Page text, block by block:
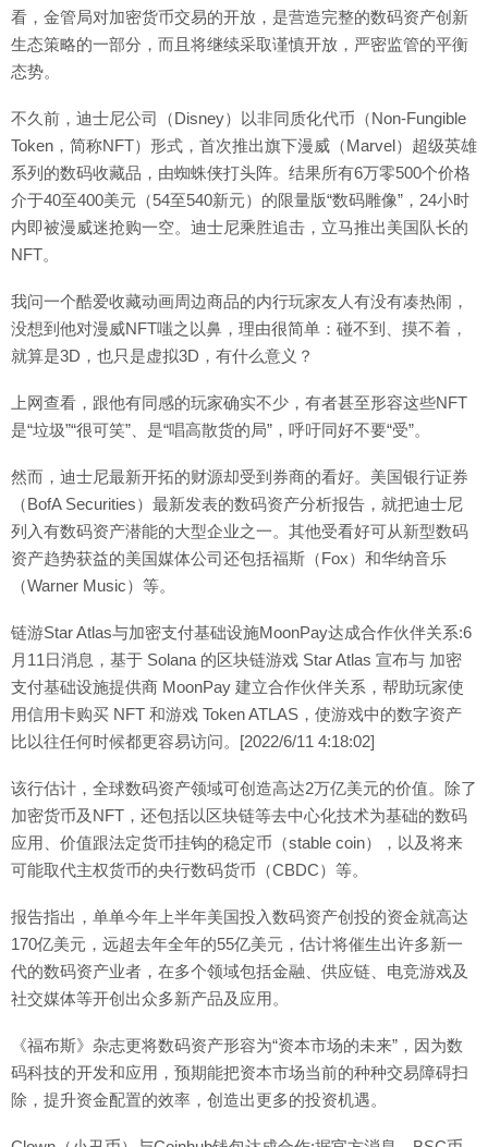
看，金管局对加密货币交易的开放，是营造完整的数码资产创新
生态策略的一部分，而且将继续采取谨慎开放，严密监管的平衡
态势。
不久前，迪士尼公司（Disney）以非同质化代币（Non-Fungible
Token，简称NFT）形式，首次推出旗下漫威（Marvel）超级英雄
系列的数码收藏品，由蜘蛛侠打头阵。结果所有6万零500个价格
介于40至400美元（54至540新元）的限量版“数码雕像”，24小时
内即被漫威迷抢购一空。迪士尼乘胜追击，立马推出美国队长的
NFT。
我问一个酷爱收藏动画周边商品的内行玩家友人有没有凑热闹，
没想到他对漫威NFT嗤之以鼻，理由很简单：碰不到、摸不着，
就算是3D，也只是虚拟3D，有什么意义？
上网查看，跟他有同感的玩家确实不少，有者甚至形容这些NFT
是“垃圾”“很可笑”、是“唱高散货的局”，呼吁同好不要“受”。
然而，迪士尼最新开拓的财源却受到券商的看好。美国银行证券
（BofA Securities）最新发表的数码资产分析报告，就把迪士尼
列入有数码资产潜能的大型企业之一。其他受看好可从新型数码
资产趋势获益的美国媒体公司还包括福斯（Fox）和华纳音乐
（Warner Music）等。
链游Star Atlas与加密支付基础设施MoonPay达成合作伙伴关系:6
月11日消息，基于 Solana 的区块链游戏 Star Atlas 宣布与 加密
支付基础设施提供商 MoonPay 建立合作伙伴关系，帮助玩家使
用信用卡购买 NFT 和游戏 Token ATLAS，使游戏中的数字资产
比以往任何时候都更容易访问。[2022/6/11 4:18:02]
该行估计，全球数码资产领域可创造高达2万亿美元的价值。除了
加密货币及NFT，还包括以区块链等去中心化技术为基础的数码
应用、价值跟法定货币挂钩的稳定币（stable coin），以及将来
可能取代主权货币的央行数码货币（CBDC）等。
报告指出，单单今年上半年美国投入数码资产创投的资金就高达
170亿美元，远超去年全年的55亿美元，估计将催生出许多新一
代的数码资产业者，在多个领域包括金融、供应链、电竞游戏及
社交媒体等开创出众多新产品及应用。
《福布斯》杂志更将数码资产形容为“资本市场的未来”，因为数
码科技的开发和应用，预期能把资本市场当前的种种交易障碍扫
除，提升资金配置的效率，创造出更多的投资机遇。